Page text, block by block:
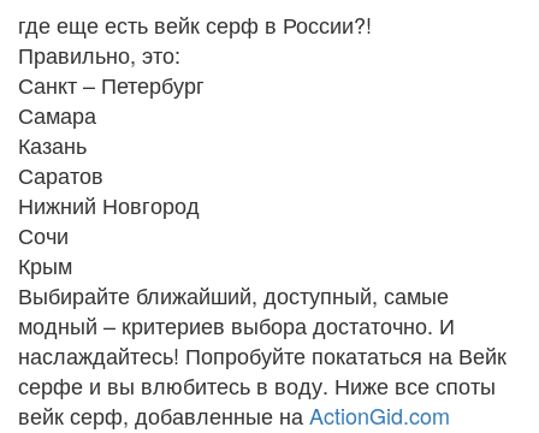
где еще есть вейк серф в России?!
Правильно, это:
Санкт – Петербург
Самара
Казань
Саратов
Нижний Новгород
Сочи
Крым
Выбирайте ближайший, доступный, самые
модный – критериев выбора достаточно. И
наслаждайтесь! Попробуйте покататься на Вейк
серфе и вы влюбитесь в воду. Ниже все споты
вейк серф, добавленные наActionGid.com